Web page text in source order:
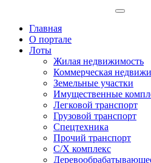
Главная
О портале
Лоты
Жилая недвижимость
Коммерческая
Земельные участки
Имущественные
Легковой транспорт
Грузовой транспорт
Спецтехника
Прочий транспорт
С/Х комплекс